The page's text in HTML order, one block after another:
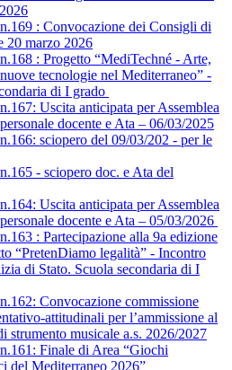
: Convocazione dei Consigli di
20 marzo 2026
: Progetto “MediTechné - Arte,
tecnologie nel Mediterraneo” -
di I grado
Uscita anticipata per Assemblea
docente e Ata – 06/03/2025
sciopero del 09/03/202 - per le
- sciopero doc. e Ata del
Uscita anticipata per Assemblea
docente e Ata – 05/03/2026
: Partecipazione alla 9a edizione
“PretenDiamo legalità” - Incontro
di Stato. Scuola secondaria di I
Convocazione commissione
attitudinali per l’ammissione al
strumento musicale a.s. 2026/2027
Finale di Area “Giochi
del Mediterraneo 2026”